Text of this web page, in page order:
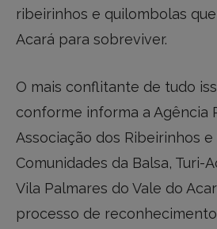
ribeirinhos e quilombolas
Acará para sobreviver.
O mais conflitante de tudo
conforme informa a Agência
Associação dos Ribeirinhos
Comunidades da Balsa, Turi-
Vila Palmares do Vale do
processo de